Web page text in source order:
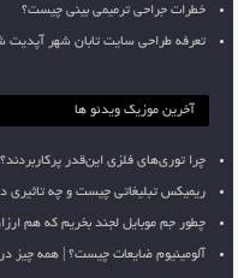
خطرات جراحی ترمیمی بینی چیست؟
تعرفه طراحی سایت تابان شهر آپدیت
آخرین موزیک ویدئو ها
چرا توری‌های فلزی این‌قدر پرکاربردند؟
ریمیکس تبلیغاتی چیست و چه تاثیری
چطور جم موبایل لجند بخریم که هم
آلومینیوم ضایعات چیست؟ | همه چیز